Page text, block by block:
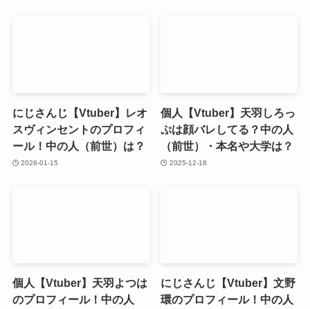
にじさんじ【Vtuber】レオ
スヴィンセントのプロフィ
ール！中の人（前世）は？
2026-01-15
個人【Vtuber】天羽しろっ
ぷは顔バレしてる？中の人
（前世）・本名や大学は？
2025-12-18
個人【Vtuber】天羽よつは
のプロフィール！中の人
にじさんじ【Vtuber】文野
環のプロフィール！中の人